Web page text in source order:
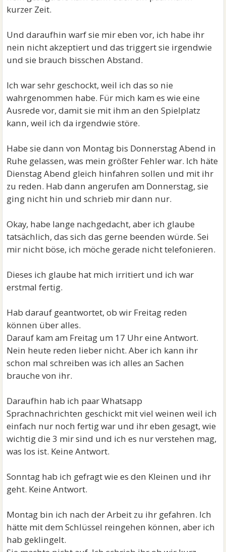
kurzer Zeit.
Und daraufhin warf sie mir eben vor, ich habe ihr
nein nicht akzeptiert und das triggert sie irgendwie
und sie brauch bisschen Abstand.
Ich war sehr geschockt, weil ich das so nie
wahrgenommen habe. Für mich kam es wie eine
Ausrede vor, damit sie mit ihm an den Spielplatz
kann, weil ich da irgendwie störe.
Habe sie dann von Montag bis Donnerstag Abend in
Ruhe gelassen, was mein größter Fehler war. Ich häte
Dienstag Abend gleich hinfahren sollen und mit ihr
zu reden. Hab dann angerufen am Donnerstag, sie
ging nicht hin und schrieb mir dann nur.
Okay, habe lange nachgedacht, aber ich glaube
tatsächlich, das sich das gerne beenden würde. Sei
mir nicht böse, ich möche gerade nicht telefonieren.
Dieses ich glaube hat mich irritiert und ich war
erstmal fertig.
Hab darauf geantwortet, ob wir Freitag reden
können über alles.
Darauf kam am Freitag um 17 Uhr eine Antwort.
Nein heute reden lieber nicht. Aber ich kann ihr
schon mal schreiben was ich alles an Sachen
brauche von ihr.
Daraufhin hab ich paar Whatsapp
Sprachnachrichten geschickt mit viel weinen weil ich
einfach nur noch fertig war und ihr eben gesagt, wie
wichtig die 3 mir sind und ich es nur verstehen mag,
was los ist. Keine Antwort.
Sonntag hab ich gefragt wie es den Kleinen und ihr
geht. Keine Antwort.
Montag bin ich nach der Arbeit zu ihr gefahren. Ich
hätte mit dem Schlüssel reingehen können, aber ich
hab geklingelt.